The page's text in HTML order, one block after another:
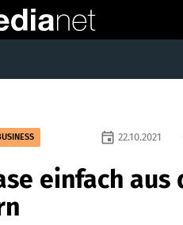
event 22.10.2021
einfach aus